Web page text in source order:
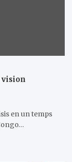
vision
en un temps